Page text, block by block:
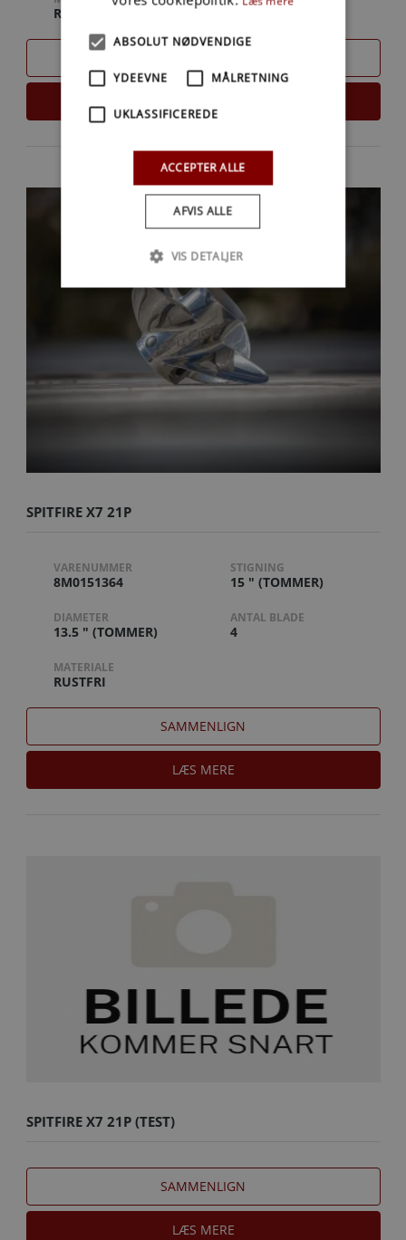
RUSTFRI
SPITFIRE X7 21P
VARENUMMER
8M0151364
STIGNING
15 " (TOMMER)
DIAMETER
13.5 " (TOMMER)
ANTAL BLADE
4
MATERIALE
RUSTFRI
SAMMENLIGN
LÆS MERE
SPITFIRE X7 21P (TEST)
SAMMENLIGN
LÆS MERE
ABSOLUT NØDVENDIGE
YDEEVNE MÅLRETNING
UKLASSIFICEREDE
ACCEPTER ALLE
AFVIS ALLE
VIS DETALJER